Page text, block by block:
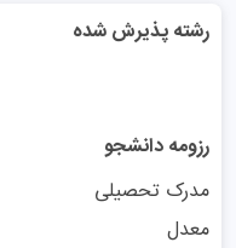
پذیرش و ویزای تحصیلی
سرویس پذیرش تحصیلی و
خواهد کرد. تصمیم
آموزشی‌تان گرفته میشود.
زمینه‌ها مانند قیمت‌های
رشته پذیرش شده
رزومه دانشجو
مدرک تحصیلی
معدل